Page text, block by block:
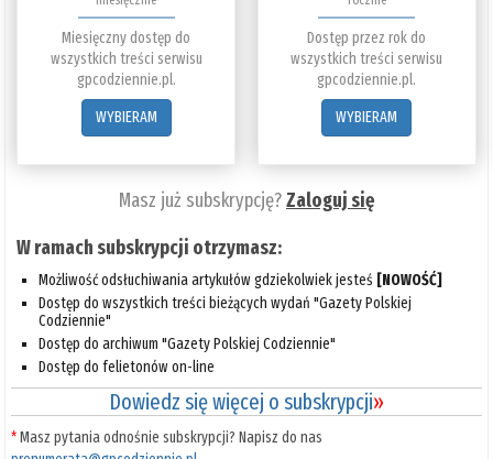
Miesięczny dostęp do
wszystkich treści serwisu
gpcodziennie.pl.
WYBIERAM
Dostęp przez rok do
wszystkich treści serwisu
gpcodziennie.pl.
WYBIERAM
Masz już subskrypcję?Zaloguj się
W ramach subskrypcji otrzymasz:
Możliwość odsłuchiwania artykułów gdziekolwiek jesteś [NOWOŚĆ]
Dostęp do wszystkich treści bieżących wydań "Gazety Polskiej
Codziennie"
Dostęp do archiwum "Gazety Polskiej Codziennie"
Dostęp do felietonów on-line
Dowiedz się więcej o subskrypcji»
*Masz pytania odnośnie subskrypcji? Napisz do nas